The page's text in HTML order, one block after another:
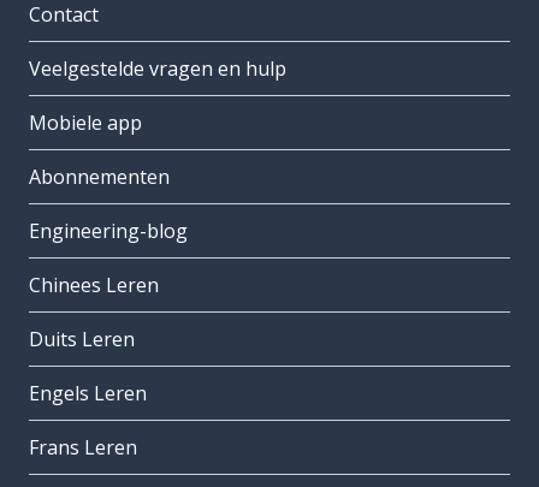
Contact
Veelgestelde vragen en hulp
Mobiele app
Abonnementen
Engineering-blog
Chinees Leren
Duits Leren
Engels Leren
Frans Leren